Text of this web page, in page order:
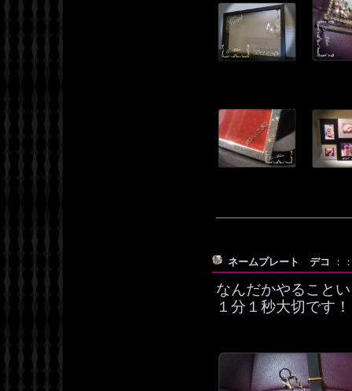
ネームプレート デコ ：
なんだかやること
１分１秒大切です！